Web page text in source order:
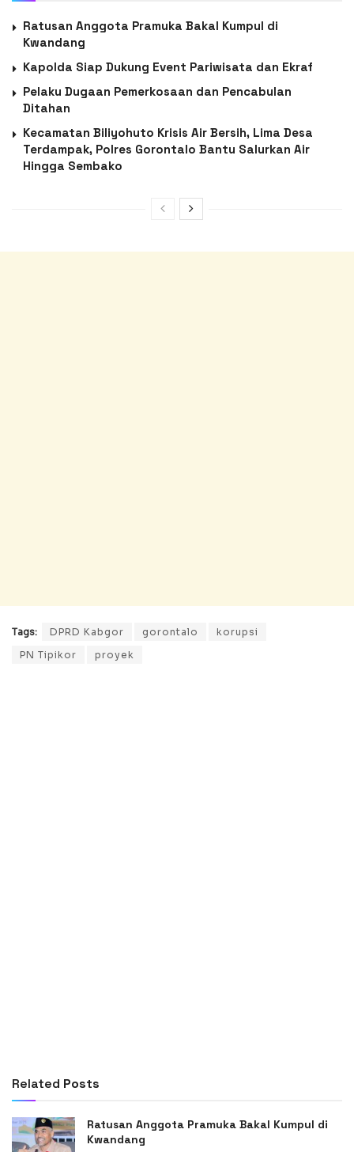
Ratusan Anggota Pramuka Bakal Kumpul di
Kwandang
Kapolda Siap Dukung Event Pariwisata dan Ekraf
Pelaku Dugaan Pemerkosaan dan Pencabulan
Ditahan
Kecamatan Biliyohuto Krisis Air Bersih, Lima Desa
Terdampak, Polres Gorontalo Bantu Salurkan Air
Hingga Sembako
Tags: DPRD Kabgor gorontalo
korupsi
PN Tipikor
proyek
Related Posts
Ratusan Anggota Pramuka Bakal Kumpul di
Kwandang